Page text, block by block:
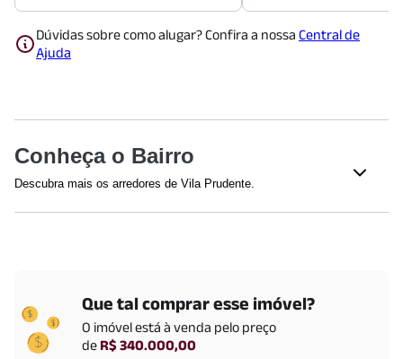
Dúvidas sobre como alugar? Confira a nossa Central de
Ajuda
Conheça o Bairro
Descubra mais os arredores de Vila Prudente.
Padarias
Cepam: Café da Manhã, Confeitaria, Lanches, Pizzas,
Feijoada, Vila Prudente SP
Que tal comprar esse imóvel?
O imóvel está à venda pelo preço
de R$ 340.000,00